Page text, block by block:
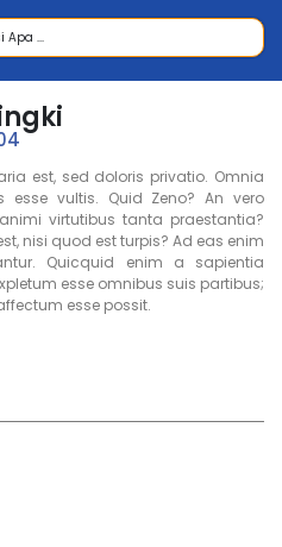
est, sed doloris privatio. Omnia
vultis. Quid Zeno? An vero
virtutibus tanta praestantia?
nisi quod est turpis? Ad eas enim
Quicquid enim a sapientia
esse omnibus suis partibus;
esse possit.